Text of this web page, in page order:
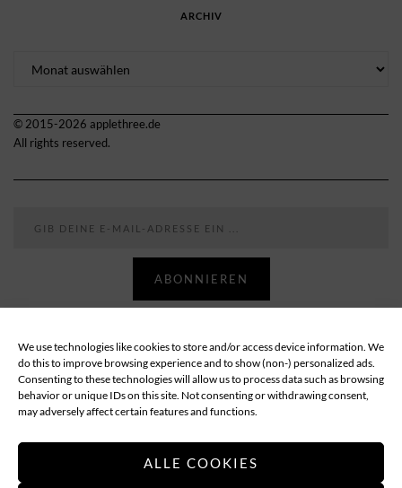
We use technologies like cookies to store and/or access device information. We
do this to improve browsing experience and to show (non-) personalized ads.
Consenting to these technologies will allow us to process data such as browsing
behavior or unique IDs on this site. Not consenting or withdrawing consent,
may adversely affect certain features and functions.
ALLE COOKIES
ARCHIV
© 2015-2026 applethree.de
All rights reserved.
ABONNIEREN
Follow
ABOUT DATENSCHUTZ
IMPRESSUM
COOKIE-RICHTLINIE (EU)